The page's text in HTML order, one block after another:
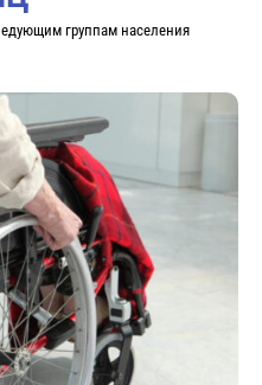
группам населения